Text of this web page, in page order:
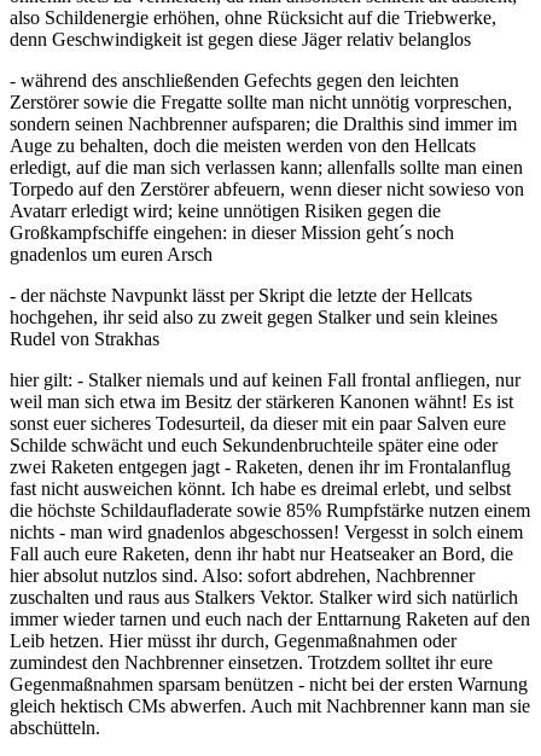
also Schildenergie erhöhen, ohne Rücksicht auf die Triebwerke,
denn Geschwindigkeit ist gegen diese Jäger relativ belanglos
- während des anschließenden Gefechts gegen den leichten
Zerstörer sowie die Fregatte sollte man nicht unnötig vorpreschen,
sondern seinen Nachbrenner aufsparen; die Dralthis sind immer im
Auge zu behalten, doch die meisten werden von den Hellcats
erledigt, auf die man sich verlassen kann; allenfalls sollte man einen
Torpedo auf den Zerstörer abfeuern, wenn dieser nicht sowieso von
Avatarr erledigt wird; keine unnötigen Risiken gegen die
Großkampfschiffe eingehen: in dieser Mission geht´s noch
gnadenlos um euren Arsch
- der nächste Navpunkt lässt per Skript die letzte der Hellcats
hochgehen, ihr seid also zu zweit gegen Stalker und sein kleines
Rudel von Strakhas
hier gilt: - Stalker niemals und auf keinen Fall frontal anfliegen, nur
weil man sich etwa im Besitz der stärkeren Kanonen wähnt! Es ist
sonst euer sicheres Todesurteil, da dieser mit ein paar Salven eure
Schilde schwächt und euch Sekundenbruchteile später eine oder
zwei Raketen entgegen jagt - Raketen, denen ihr im Frontalanflug
fast nicht ausweichen könnt. Ich habe es dreimal erlebt, und selbst
die höchste Schildaufladerate sowie 85% Rumpfstärke nutzen einem
nichts - man wird gnadenlos abgeschossen! Vergesst in solch einem
Fall auch eure Raketen, denn ihr habt nur Heatseaker an Bord, die
hier absolut nutzlos sind. Also: sofort abdrehen, Nachbrenner
zuschalten und raus aus Stalkers Vektor. Stalker wird sich natürlich
immer wieder tarnen und euch nach der Enttarnung Raketen auf den
Leib hetzen. Hier müsst ihr durch, Gegenmaßnahmen oder
zumindest den Nachbrenner einsetzen. Trotzdem solltet ihr eure
Gegenmaßnahmen sparsam benützen - nicht bei der ersten Warnung
gleich hektisch CMs abwerfen. Auch mit Nachbrenner kann man sie
abschütteln.